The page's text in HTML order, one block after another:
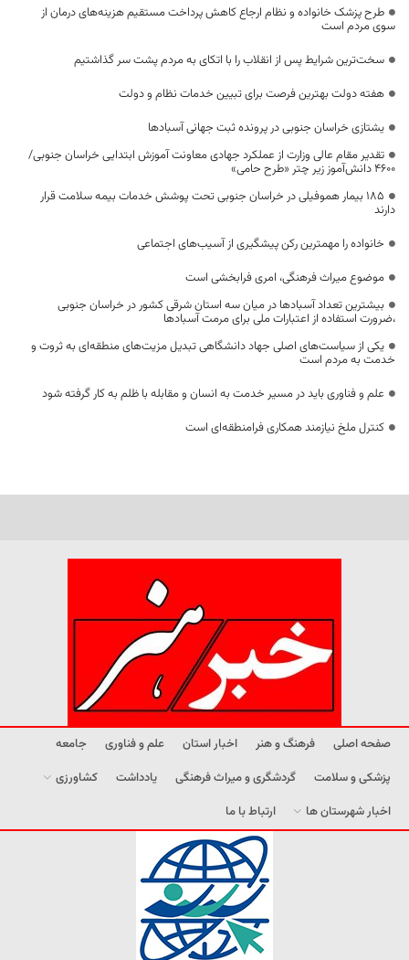
طرح پزشک خانواده و نظام ارجاع کاهش پرداخت مستقیم هزینه‌های درمان از
سوی مردم است
سخت‌ترین شرایط پس از انقلاب را با اتکای به مردم پشت سر گذاشتیم
هفته دولت بهترین فرصت برای تبیین خدمات نظام و دولت
یشتازی خراسان جنوبی در پرونده ثبت جهانی آسبادها
تقدیر مقام عالی وزارت از عملکرد جهادی معاونت آموزش ابتدایی خراسان جنوبی/
۴۶۰۰ دانش‌آموز زیر چتر «طرح حامی»
۱۸۵ بیمار هموفیلی در خراسان جنوبی تحت پوشش خدمات بیمه سلامت قرار
دارند
خانواده را مهمترین رکن پیشگیری از آسیب‌های اجتماعی
موضوع میراث فرهنگی، امری فرابخشی است
بیشترین تعداد آسبادها در میان سه استان شرقی کشور در خراسان جنوبی
،ضرورت استفاده از اعتبارات ملی برای مرمت آسبادها
یکی از سیاست‌های اصلی جهاد دانشگاهی تبدیل مزیت‌های منطقه‌ای به ثروت و
خدمت به مردم است
علم و فناوری باید در مسیر خدمت به انسان و مقابله با ظلم به کار گرفته شود
کنترل ملخ نیازمند همکاری فرامنطقه‌ای است
صفحه اصلی فرهنگ و هنر اخبار استان علم و فناوری
جامعه
پزشکی و سلامت
گردشگری و میراث فرهنگی یادداشت
کشاورزی
اخبار شهرستان ها
ارتباط با ما